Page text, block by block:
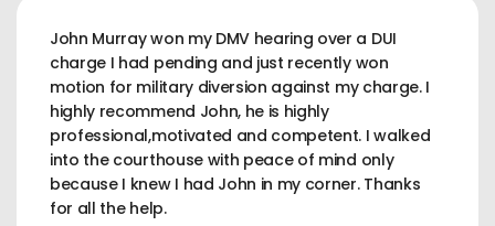
John Murray won my DMV hearing over a DUI
charge I had pending and just recently won
motion for military diversion against my charge. I
highly recommend John, he is highly
professional,motivated and competent. I walked
into the courthouse with peace of mind only
because I knew I had John in my corner. Thanks
for all the help.